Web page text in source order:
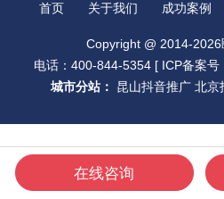
首页 关于我们 成功案例
Copyright @ 2014-
电话：400-844-5354 [ ICP备案
城市分站：
昆山抖音推广 北京
在线咨询